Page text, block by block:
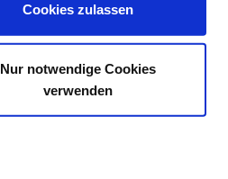
Cookies zulassen
Nur notwendige Cookies
verwenden